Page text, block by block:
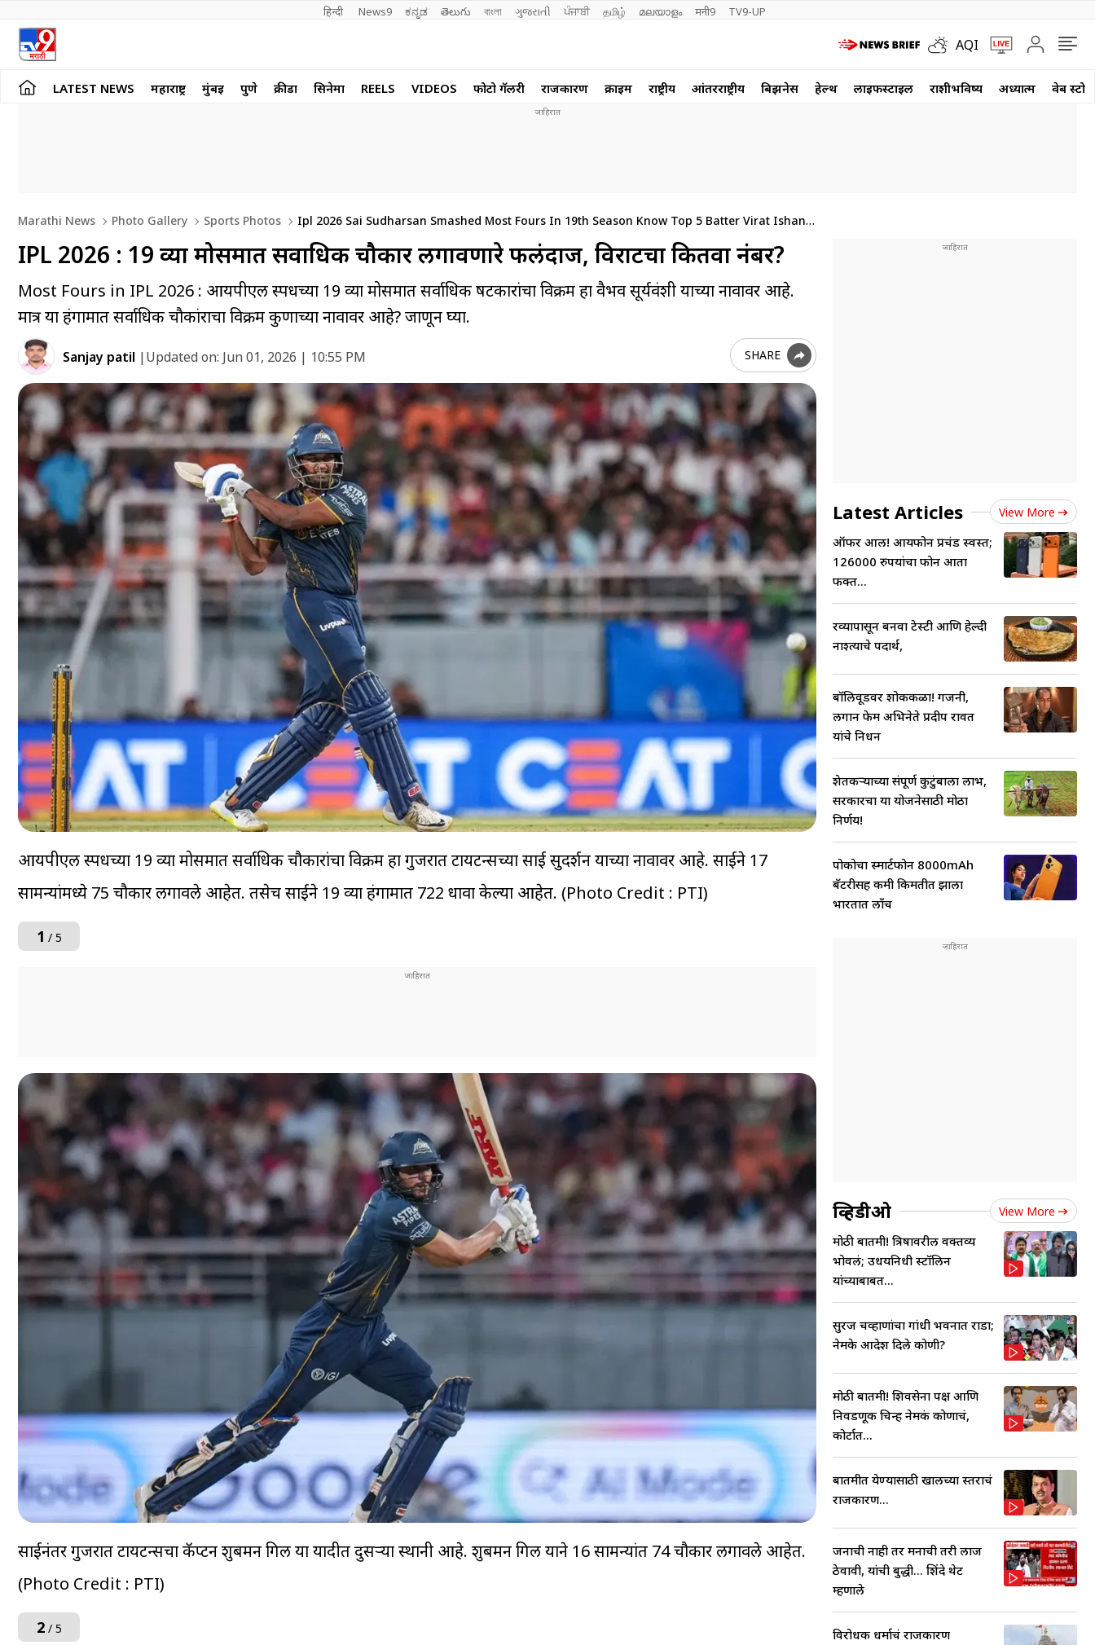
हिन्दी News9 ಕನ್ನಡ తెలుగు বাংলা ગુજરાતી ਪੰਜਾਬੀ தமிழ் മലയാളം मनी9 TV9-UP
AQI
LATEST NEWS महाराष्ट्र मुंबई पुणे क्रीडा सिनेमा REELS VIDEOS फोटो गॅलरी राजकारण क्राईम राष्ट्रीय आंतरराष्ट्रीय बिझनेस हेल्थ लाईफस्टाईल राशीभविष्य अध्यात्म वेब
Marathi News Photo Gallery Sports Photos
Ipl 2026 Sai Sudharsan Smashed Most Fours In 19th Season Know Top 5 Batter Virat Ishan
IPL 2026 : 19 व्या मोसमात सर्वाधिक चौकार लगावणारे फलंदाज, विराटचा कितवा नंबर?
Most Fours in IPL 2026 : आयपीएल स्पर्धेच्या 19 व्या मोसमात सर्वाधिक षटकारांचा विक्रम हा वैभव सूर्यवंशी याच्या नावावर आहे.
मात्र या हंगामात सर्वाधिक चौकांराचा विक्रम कुणाच्या नावावर आहे? जाणून घ्या.
Sanjay patil |Updated on: Jun 01, 2026 | 10:55 PM SHARE
आयपीएल स्पर्धेच्या 19 व्या मोसमात सर्वाधिक चौकारांचा विक्रम हा गुजरात टायटन्सच्या साई सुदर्शन याच्या नावावर आहे. साईने 17
सामन्यांमध्ये 75 चौकार लगावले आहेत. तसेच साईने 19 व्या हंगामात 722 धावा केल्या आहेत. (Photo Credit : PTI)
1 / 5
साईनंतर गुजरात टायटन्सचा कॅप्टन शुबमन गिल या यादीत दुसऱ्या स्थानी आहे. शुबमन गिल याने 16 सामन्यांत 74 चौकार लगावले आहेत.
(Photo Credit : PTI)
2/ 5
Latest Articles View More
ऑफर आली! आयफोन प्रचंड स्वस्त;
126000 रुपयांचा फोन आता
फक्त...
रव्यापासून बनवा टेस्टी आणि हेल्दी
नाश्त्याचे पदार्थ,
बॉलिवूडवर शोककळा! गजनी,
लगान फेम अभिनेते प्रदीप रावत
यांचे निधन
शेतकऱ्याच्या संपूर्ण कुटुंबाला लाभ,
सरकारचा या योजनेसाठी मोठा
निर्णय!
पोकोचा स्मार्टफोन 8000mAh
बॅटरीसह कमी किमतीत झाला
भारतात लाँच
व्हिडीओ View More
मोठी बातमी! त्रिषावरील वक्तव्य
भोवलं; उधयनिधी स्टॉलिन
यांच्याबाबत...
सुरज चव्हाणांचा गांधी भवनात राडा;
नेमके आदेश दिले कोणी?
मोठी बातमी! शिवसेना पक्ष आणि
निवडणूक चिन्ह नेमकं कोणाचं,
कोर्टात...
बातमीत येण्यासाठी खालच्या स्तराचं
राजकारण...
जनाची नाही तर मनाची तरी लाज
ठेवावी, यांची बुद्धी... शिंदे थेट
म्हणाले
विरोधक धर्माचं राजकारण